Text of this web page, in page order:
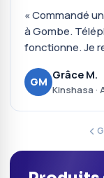
« Commandé
à Gombe.
fonctionne. Je
GM Grâce M.
Kinshasa ·